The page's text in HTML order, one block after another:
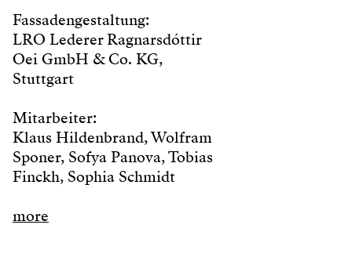
Fassadengestaltung:
LRO Lederer Ragnarsdóttir
Oei GmbH & Co. KG,
Stuttgart
Mitarbeiter:
Klaus Hildenbrand, Wolfram
Sponer, Sofya Panova, Tobias
Finckh, Sophia Schmidt
more